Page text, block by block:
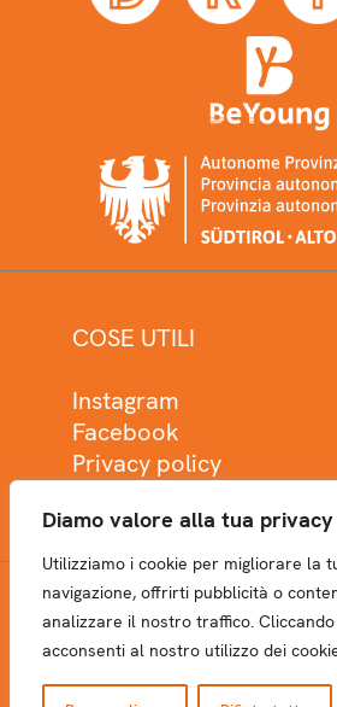
Diamo valore alla tua privacy
Utilizziamo i cookie per migliorare la
navigazione, offrirti pubblicità o
analizzare il nostro traffico.
acconsenti al nostro utilizzo dei
COSE UTILI
Instagram
Facebook
Privacy policy
NEWSLETTER